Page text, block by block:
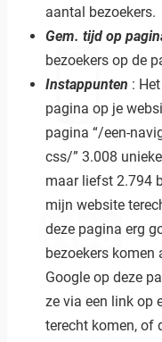
aantal bezoekers.
Gem. tijd op
bezoekers op de
Instappunten :
pagina op je
pagina “/een-
css/” 3.008
maar liefst 2.794
mijn website
deze pagina erg
bezoekers
Google op deze
ze via een link op
terecht komen, of